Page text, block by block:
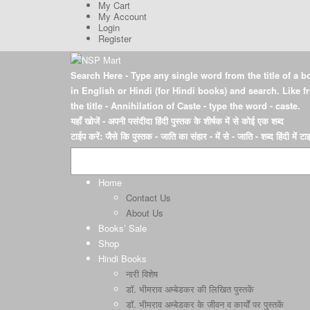
My Cart
My Account
Login
Register
Search Here - Type any single word from the title of a
in English or Hindi (for Hindi books) and search. Like
the title - Annihilation of Caste - type the word - caste.
यहाँ खोजें- अपनी पसंदीदा हिंदी पुस्तक के शीर्षक में से कोई एक शब्द
टाईप करें: जैसे कि पुस्तक - जाति का संहार - में से - जाति - शब्द हिंदी में
Home
Contact Us
About Us
Books’ Sale
Shop
Hindi Books
नारी विशेष
डॉ. भीमराव अम्बेडकर की लिखित पुस्तकें
डॉ. भीमराव अम्बेडकर के जीवन व कार्यों पर पुस्तकें